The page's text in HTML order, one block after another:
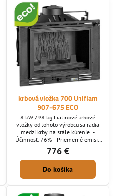
krbová vložka 700 Uniflam
907-675 ECO
8 kW / 98 kg Liatinové krbové
vložky od tohoto výrobcu sa radia
medzi krby na stále kúrenie. -
Účinnosť: 76% - Priemerné emisie
oxidu uhoľnatého (CO): 0,10% -
Priemerná teplota výfukových
plynov: 319 ° C - Max. dĺžka dreva
guľatiny: 50 cm - Priemer
dymovodu: 180 mm. Ekologický
produkt - spĺňa požiadavky na
Ekodizajn.
776 €
Do košíka